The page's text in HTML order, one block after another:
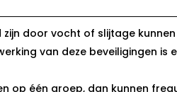
door vocht of slijtage
van deze beveiligingen is
op één groep, dan kunnen